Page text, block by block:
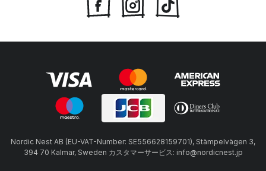
Nordic Nest AB (EU-VAT-Number: SE556628159701), Stämpelvägen 3,
394 70 Kalmar, Sweden カスタマーサービス: info@nordicnest.jp